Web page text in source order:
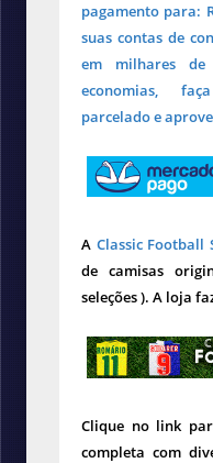
pagamento para:
suas contas de
em milhares de
economias,
parcelado e
A Classic Football
de camisas
seleções ). A loja
Clique no link
completa com